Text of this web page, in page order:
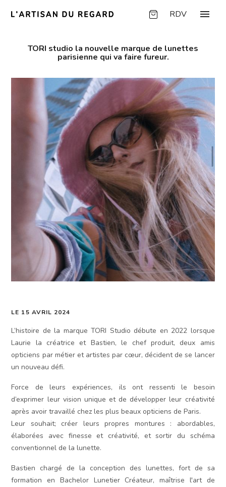
RDV menu
TORI studio la nouvelle marque de lunettes
parisienne qui va faire fureur.
LE 15 AVRIL 2024
L’histoire de la marque TORI Studio débute en 2022 lorsque
Laurie la créatrice et Bastien, le chef produit, deux amis
opticiens par métier et artistes par cœur, décident de se lancer
un nouveau défi.
Force de leurs expériences, ils ont ressenti le besoin
d’exprimer leur vision unique et de développer leur créativité
après avoir travaillé chez les plus beaux opticiens de Paris.
Leur souhait; créer leurs propres montures : abordables,
élaborées avec finesse et créativité, et sortir du schéma
conventionnel de la lunette.
Bastien chargé de la conception des lunettes, fort de sa
formation en Bachelor Lunetier Créateur, maîtrise l'art de